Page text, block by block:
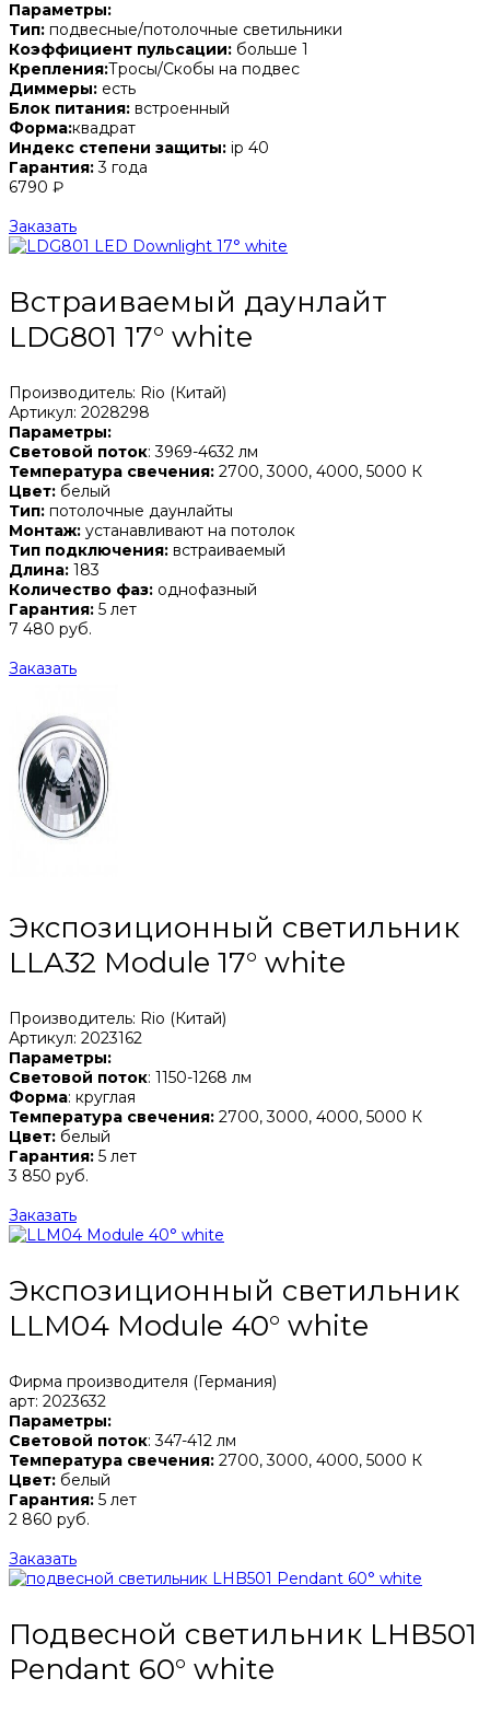
Параметры:
Тип: подвесные/потолочные светильники
Коэффициент пульсации: больше 1
Крепления:Тросы/Скобы на подвес
Диммеры: есть
Блок питания: встроенный
Форма:квадрат
Индекс степени защиты: ip 40
Гарантия:3 года
6790 ₽
Заказать
Встраиваемый даунлайт
LDG801 17° white
Производитель: Rio (Китай)
Артикул: 2028298
Параметры:
Световой поток: 3969-4632 лм
Температура свечения: 2700, 3000, 4000, 5000 К
Цвет: белый
Тип: потолочные даунлайты
Монтаж: устанавливают на потолок
Тип подключения: встраиваемый
Длина: 183
Количество фаз: однофазный
Гарантия: 5 лет
7 480 руб.
Заказать
Экспозиционный светильник
LLA32 Module 17° white
Производитель: Rio (Китай)
Артикул: 2023162
Параметры:
Световой поток: 1150-1268 лм
Форма: круглая
Температура свечения: 2700, 3000, 4000, 5000 К
Цвет: белый
Гарантия: 5 лет
3 850 руб.
Заказать
Экспозиционный светильник
LLM04 Module 40° white
Фирма производителя (Германия)
арт: 2023632
Параметры:
Световой поток: 347-412 лм
Температура свечения: 2700, 3000, 4000, 5000 К
Цвет: белый
Гарантия: 5 лет
2 860 руб.
Заказать
Подвесной светильник LHB501
Pendant 60° white